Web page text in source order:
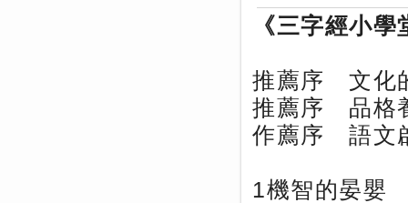
《三字經小
推薦序 文化
推薦序 品格
作薦序 語文
1機智的晏嬰